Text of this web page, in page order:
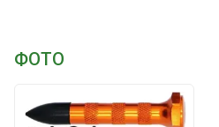
ФОТО